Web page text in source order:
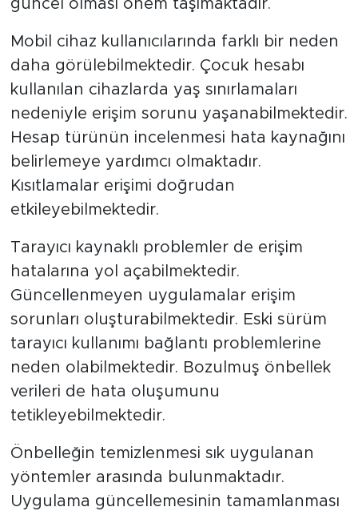
güncel olması önem taşımaktadır.
Mobil cihaz kullanıcılarında farklı bir neden
daha görülebilmektedir. Çocuk hesabı
kullanılan cihazlarda yaş sınırlamaları
nedeniyle erişim sorunu yaşanabilmektedir.
Hesap türünün incelenmesi hata kaynağını
belirlemeye yardımcı olmaktadır.
Kısıtlamalar erişimi doğrudan
etkileyebilmektedir.
Tarayıcı kaynaklı problemler de erişim
hatalarına yol açabilmektedir.
Güncellenmeyen uygulamalar erişim
sorunları oluşturabilmektedir. Eski sürüm
tarayıcı kullanımı bağlantı problemlerine
neden olabilmektedir. Bozulmuş önbellek
verileri de hata oluşumunu
tetikleyebilmektedir.
Önbelleğin temizlenmesi sık uygulanan
yöntemler arasında bulunmaktadır.
Uygulama güncellemesinin tamamlanması